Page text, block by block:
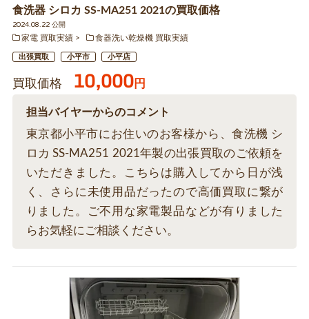
食洗器 シロカ SS-MA251 2021の買取価格
2024.08.22 公開
家電 買取実績
食器洗い乾燥機 買取実績
出張買取 小平市 小平店
買取価格 10,000円
担当バイヤーからのコメント
東京都小平市にお住いのお客様から、食洗機 シ
ロカ SS-MA251 2021年製の出張買取のご依頼を
いただきました。こちらは購入してから日が浅
く、さらに未使用品だったので高価買取に繋が
りました。ご不用な家電製品などが有りました
らお気軽にご相談ください。